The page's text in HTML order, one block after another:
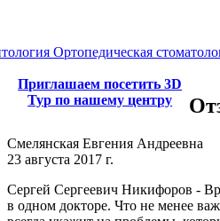
Ортопедическая
Приглашаем посетить 3D
Тур по нашему центру
Смелянская Евгения Андреевна
23 августа 2017 г.
Сергей Сергеевич Никифоров -
в одном докторе. Что не менее